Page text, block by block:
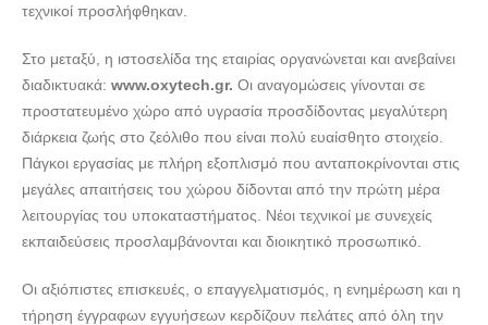
ΙΑΤΡΙΚΑ ΜΗΧΑΝΗΜΑΤΑ ΧΑΝΙΑ | OXYTECH LABS ---
τεχνικοί προσλήφθηκαν.
Στο μεταξύ, η ιστοσελίδα της εταιρίας οργανώνεται και ανεβαίνει
διαδικτυακά: www.oxytech.gr. Οι αναγομώσεις γίνονται σε
προστατευμένο χώρο από υγρασία προσδίδοντας μεγαλύτερη
διάρκεια ζωής στο ζεόλιθο που είναι πολύ ευαίσθητο στοιχείο.
Πάγκοι εργασίας με πλήρη εξοπλισμό που ανταποκρίνονται στις
μεγάλες απαιτήσεις του χώρου δίδονται από την πρώτη μέρα
λειτουργίας του υποκαταστήματος. Νέοι τεχνικοί με συνεχείς
εκπαιδεύσεις προσλαμβάνονται και διοικητικό προσωπικό.
Οι αξιόπιστες επισκευές, ο επαγγελματισμός, η ενημέρωση και η
τήρηση έγγραφων εγγυήσεων κερδίζουν πελάτες από όλη την